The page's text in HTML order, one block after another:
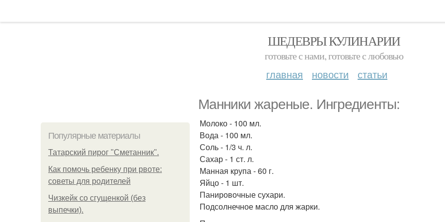
ШЕДЕВРЫ КУЛИНАРИИ
готовьте с нами, готовьте с любовью
главная новости статьи
Манники жареные. Ингредиенты:
Популярные материалы
Татарский пирог "Сметанник".
Как помочь ребенку при рвоте:
советы для родителей
Чизкейк со сгущенкой (без
выпечки).
Молоко - 100 мл.
Вода - 100 мл.
Соль - 1/3 ч. л.
Сахар - 1 ст. л.
Манная крупа - 60 г.
Яйцо - 1 шт.
Панировочные сухари.
Подсолнечное масло для жарки.